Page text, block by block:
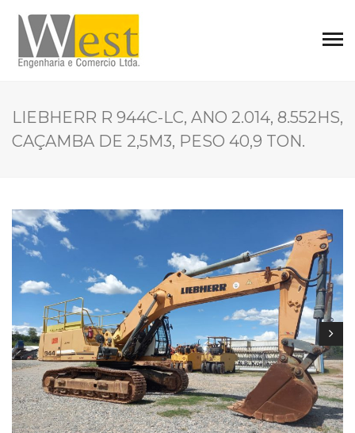
LIEBHERR R 944C-LC, ANO 2.014, 8.552HS,
CAÇAMBA DE 2,5M3, PESO 40,9 TON.